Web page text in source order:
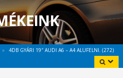
4DB GYÁRI 19″ AUDI A6 – A4 ALUFELNI. (272)